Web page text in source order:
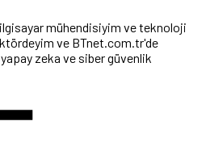
mühendisiyim ve teknoloji
ve BTnet.com.tr'de
zeka ve siber güvenlik